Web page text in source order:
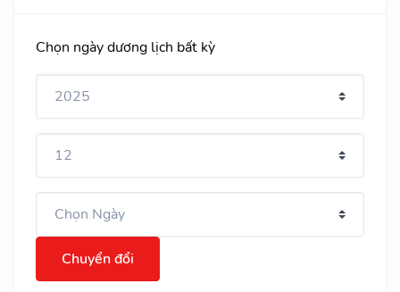
Chọn ngày dương lịch bất kỳ
Chuyển đổi